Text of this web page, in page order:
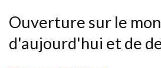
Ouverture sur le
d'aujourd'hui et de